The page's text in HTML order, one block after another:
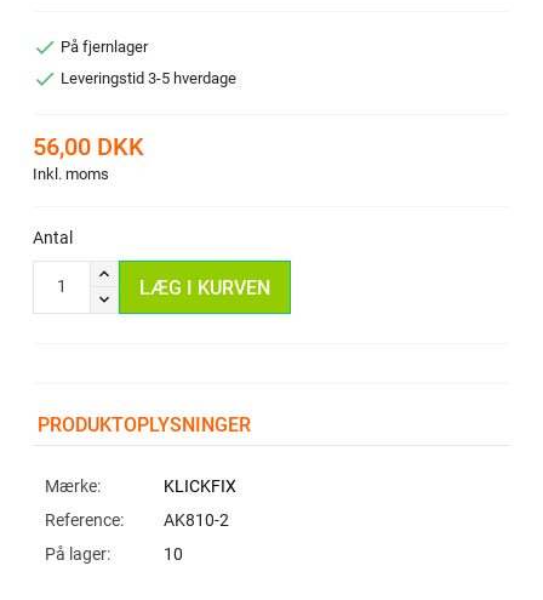
 På fjernlager
 Leveringstid 3-5 hverdage
56,00 DKK
Inkl. moms
Antal
LÆG I KURVEN
PRODUKTOPLYSNINGER
Mærke:
KLICKFIX
Reference:
AK810-2
På lager:
10